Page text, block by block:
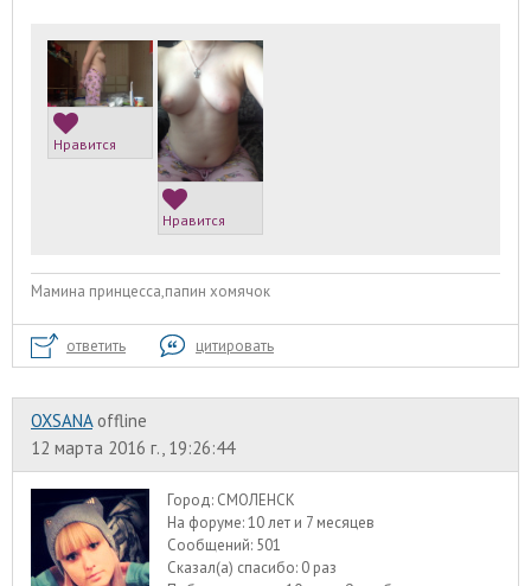
Нравится
Нравится
Мамина принцесса,папин хомячок
ответить цитировать
OXSANA offline
12 марта 2016 г., 19:26:44
Город: СМОЛЕНСК
На форуме:10 лет и 7 месяцев
Сообщений: 501
Сказал(а) спасибо: 0 раз